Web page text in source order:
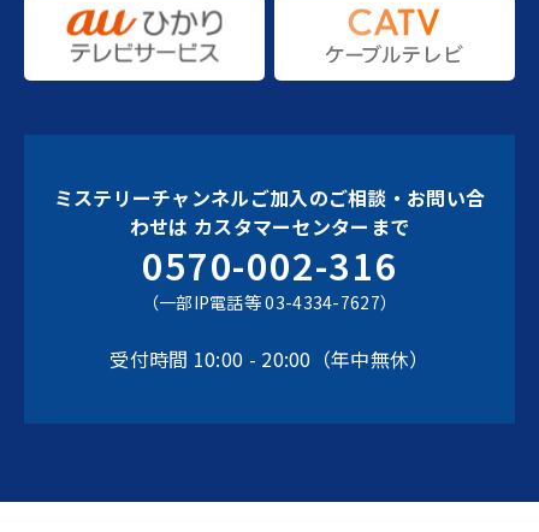
ミステリーチャンネルご加入のご相談・お問い合
わせは カスタマーセンターまで
0570-002-316
（一部IP電話等 03-4334-7627）
受付時間 10:00 - 20:00（年中無休）